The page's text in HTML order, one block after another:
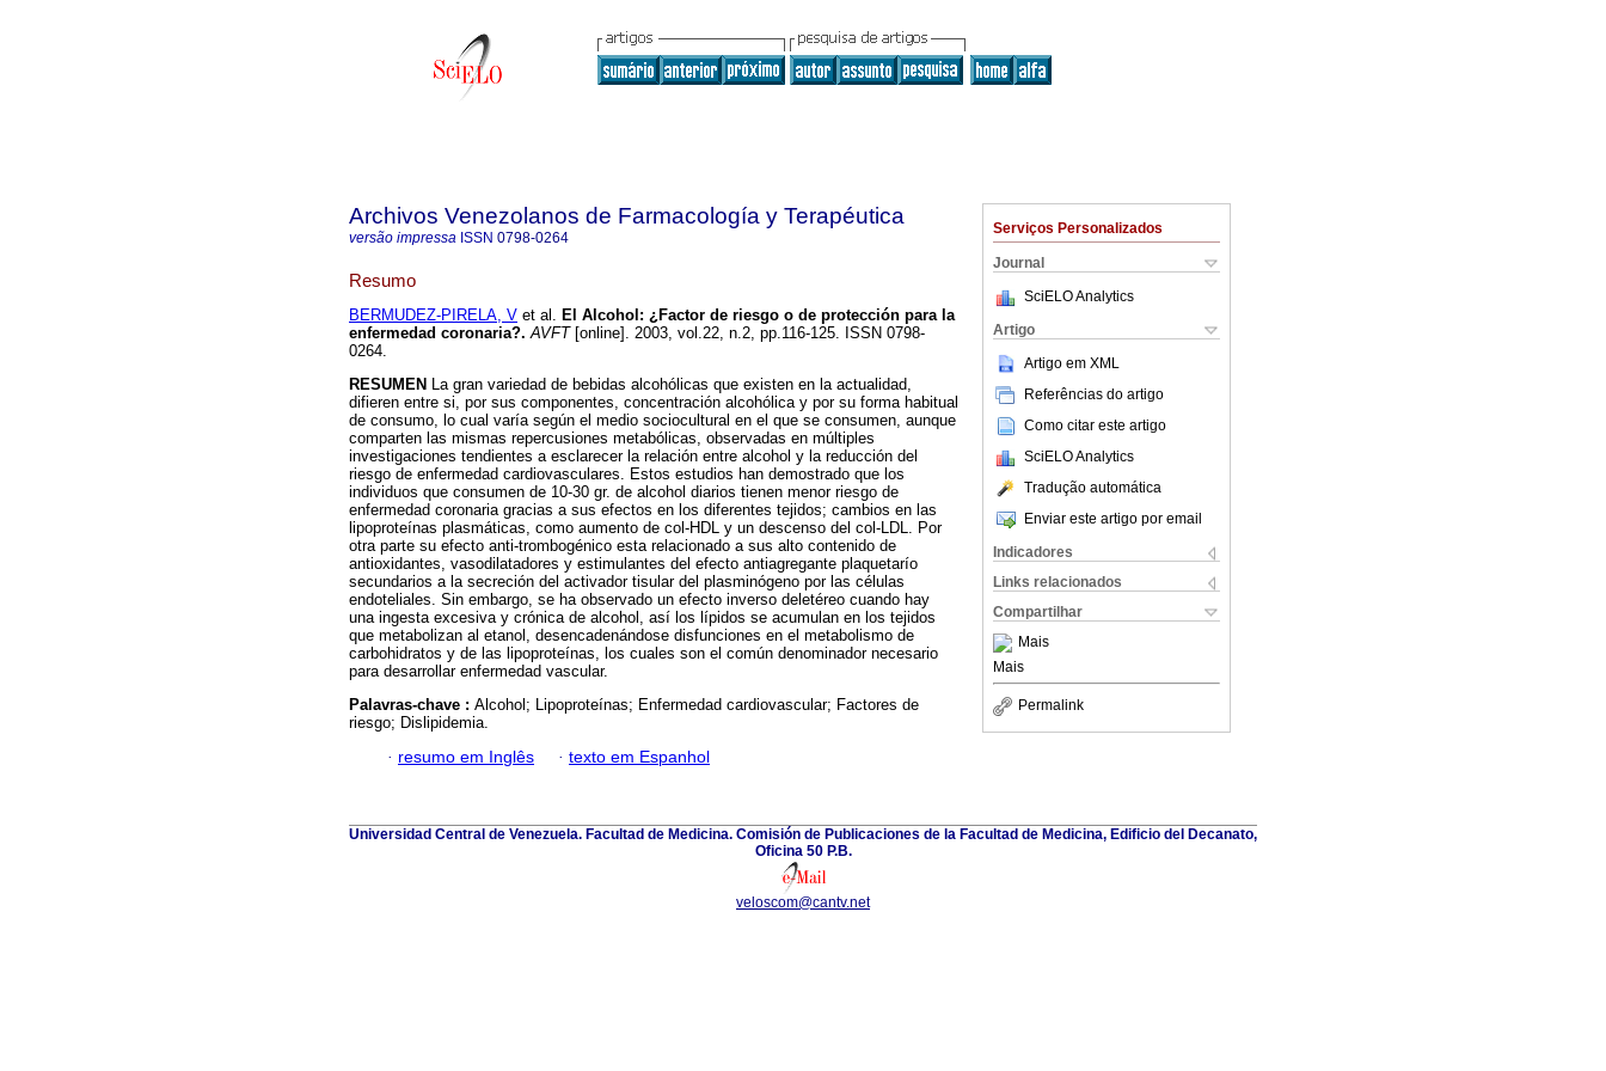
Serviços Personalizados
Journal
SciELO Analytics
Artigo
Artigo em XML
Referências do artigo
Como citar este artigo
SciELO Analytics
Tradução automática
Enviar este artigo por email
Indicadores
Links relacionados
Compartilhar
Mais
Mais
Permalink
Archivos Venezolanos de Farmacología y Terapéutica
versão impressa ISSN 0798-0264
Resumo
BERMUDEZ-PIRELA, V et al. El Alcohol: ¿Factor de riesgo o de protección para la
enfermedad coronaria?. AVFT[online]. 2003, vol.22, n.2, pp.116-125. ISSN 0798-
0264.
RESUMEN La gran variedad de bebidas alcohólicas que existen en la actualidad,
difieren entre si, por sus componentes, concentración alcohólica y por su forma habitual
de consumo, lo cual varía según el medio sociocultural en el que se consumen, aunque
comparten las mismas repercusiones metabólicas, observadas en múltiples
investigaciones tendientes a esclarecer la relación entre alcohol y la reducción del
riesgo de enfermedad cardiovasculares. Estos estudios han demostrado que los
individuos que consumen de 10-30 gr. de alcohol diarios tienen menor riesgo de
enfermedad coronaria gracias a sus efectos en los diferentes tejidos; cambios en las
lipoproteínas plasmáticas, como aumento de col-HDL y un descenso del col-LDL. Por
otra parte su efecto anti-trombogénico esta relacionado a sus alto contenido de
antioxidantes, vasodilatadores y estimulantes del efecto antiagregante plaquetarío
secundarios a la secreción del activador tisular del plasminógeno por las células
endoteliales. Sin embargo, se ha observado un efecto inverso deletéreo cuando hay
una ingesta excesiva y crónica de alcohol, así los lípidos se acumulan en los tejidos
que metabolizan al etanol, desencadenándose disfunciones en el metabolismo de
carbohidratos y de las lipoproteínas, los cuales son el común denominador necesario
para desarrollar enfermedad vascular.
Palavras-chave : Alcohol; Lipoproteínas; Enfermedad cardiovascular; Factores de
riesgo; Dislipidemia.
· resumo em Inglês · texto em Espanhol
Universidad Central de Venezuela. Facultad de Medicina. Comisión de Publicaciones de la Facultad de Medicina, Edificio del Decanato,
Oficina 50 P.B.
veloscom@cantv.net